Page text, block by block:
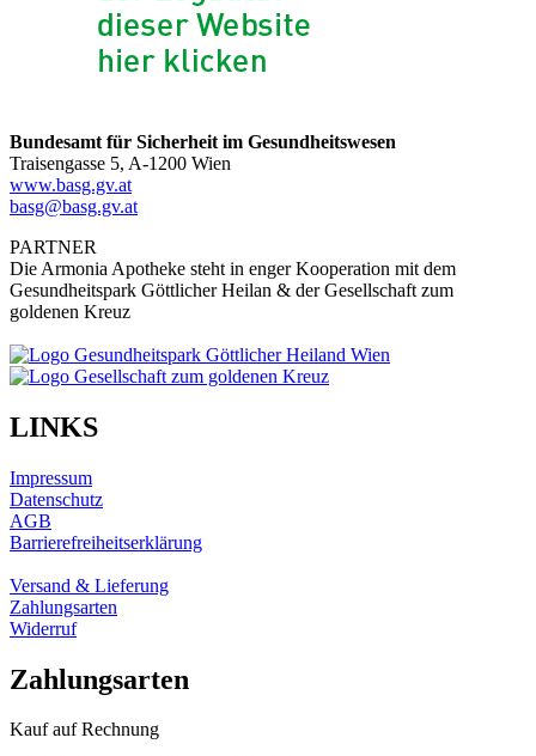
Bundesamt für Sicherheit im Gesundheitswesen
Traisengasse 5, A-1200 Wien
www.basg.gv.at
basg@basg.gv.at
PARTNER
Die Armonia Apotheke steht in enger Kooperation mit dem
Gesundheitspark Göttlicher Heilan & der Gesellschaft zum
goldenen Kreuz
LINKS
Impressum
Datenschutz
AGB
Barrierefreiheitserklärung
Versand & Lieferung
Zahlungsarten
Widerruf
Zahlungsarten
Kauf auf Rechnung